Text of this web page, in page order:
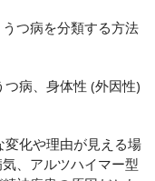
つ病を分類する方法
病、身体性 (外因性)
化や理由が見える場
、アルツハイマー型